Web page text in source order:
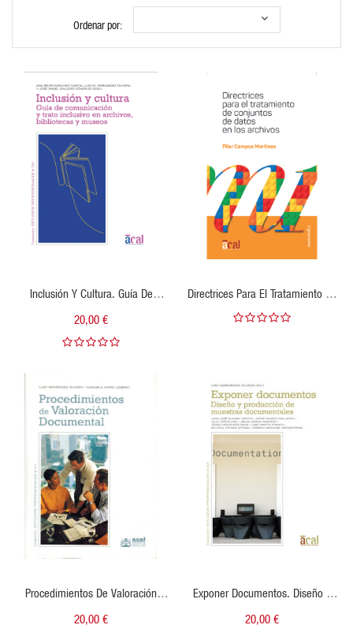
Ordenar por:
VISTA RÁPIDA
Inclusión Y Cultura. Guía De
Comunicación Y Trato Inclusivo En
20,00 €
VISTA RÁPIDA
Directrices Para El Tratamiento De
Conjuntos De Datos En Los
VISTA RÁPIDA
Procedimientos De Valoración
Documental
20,00 €
VISTA RÁPIDA
Exponer Documentos. Diseño Y
Producción De Muestras
20,00 €